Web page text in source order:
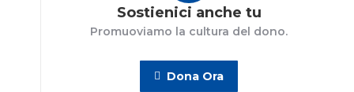
Sostienici anche tu
Promuoviamo la cultura del dono.
Dona Ora